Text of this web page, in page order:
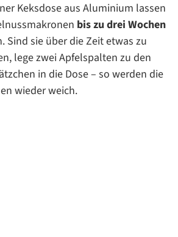
Keksdose aus Aluminium lassen
bis zu drei Wochen
Sind sie über die Zeit etwas zu
lege zwei Apfelspalten zu den
in die Dose – so werden die
wieder weich.